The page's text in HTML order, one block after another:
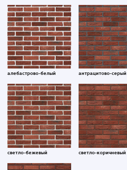
алебастрово-белый антрацитово-серый
светло-бежевый светло-коричневый